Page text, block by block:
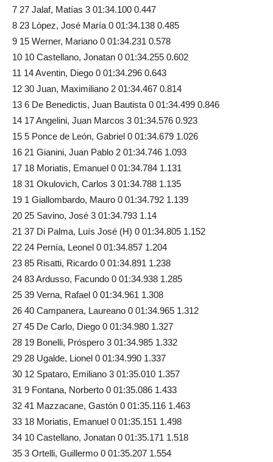
7 27 Jalaf, Matías 3 01:34.100 0.447
8 23 López, José María 0 01:34.138 0.485
9 15 Werner, Mariano 0 01:34.231 0.578
10 10 Castellano, Jonatan 0 01:34.255 0.602
11 14 Aventin, Diego 0 01:34.296 0.643
12 30 Juan, Maximiliano 2 01:34.467 0.814
13 6 De Benedictis, Juan Bautista 0 01:34.499 0.846
14 17 Angelini, Juan Marcos 3 01:34.576 0.923
15 5 Ponce de León, Gabriel 0 01:34.679 1.026
16 21 Gianini, Juan Pablo 2 01:34.746 1.093
17 18 Moriatis, Emanuel 0 01:34.784 1.131
18 31 Okulovich, Carlos 3 01:34.788 1.135
19 1 Giallombardo, Mauro 0 01:34.792 1.139
20 25 Savino, José 3 01:34.793 1.14
21 37 Di Palma, Luís José (H) 0 01:34.805 1.152
22 24 Pernía, Leonel 0 01:34.857 1.204
23 85 Risatti, Ricardo 0 01:34.891 1.238
24 83 Ardusso, Facundo 0 01:34.938 1.285
25 39 Verna, Rafael 0 01:34.961 1.308
26 40 Campanera, Laureano 0 01:34.965 1.312
27 45 De Carlo, Diego 0 01:34.980 1.327
28 19 Bonelli, Próspero 3 01:34.985 1.332
29 28 Ugalde, Lionel 0 01:34.990 1.337
30 12 Spataro, Emiliano 3 01:35.010 1.357
31 9 Fontana, Norberto 0 01:35.086 1.433
32 41 Mazzacane, Gastón 0 01:35.116 1.463
33 18 Moriatis, Emanuel 0 01:35.151 1.498
34 10 Castellano, Jonatan 0 01:35.171 1.518
35 3 Ortelli, Guillermo 0 01:35.207 1.554